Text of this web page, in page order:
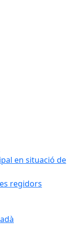
en situació de
regidors